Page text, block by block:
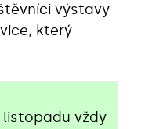
výstavy
který
listopadu vždy